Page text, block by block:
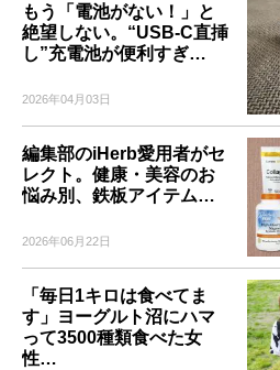
もう「電池がない！」と
絶望しない。“USB-C直挿
し”充電池が便利すぎ…
2026年04月03日
編集部のiHerb愛用者がセ
レクト。健康・美容のお
悩み別、鉄板アイテム…
2026年06月22日
「毎日1キロは食べてま
す」ヨーグルト沼にハマ
って3500種類食べた女
性…